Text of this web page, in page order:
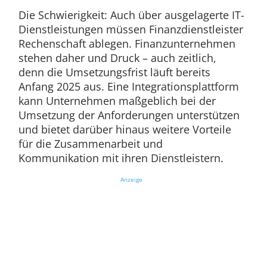
Die Schwierigkeit: Auch über ausgelagerte IT-
Dienstleistungen müssen Finanzdienstleister
Rechenschaft ablegen. Finanzunternehmen
stehen daher und Druck – auch zeitlich,
denn die Umsetzungsfrist läuft bereits
Anfang 2025 aus. Eine Integrationsplattform
kann Unternehmen maßgeblich bei der
Umsetzung der Anforderungen unterstützen
und bietet darüber hinaus weitere Vorteile
für die Zusammenarbeit und
Kommunikation mit ihren Dienstleistern.
Anzeige